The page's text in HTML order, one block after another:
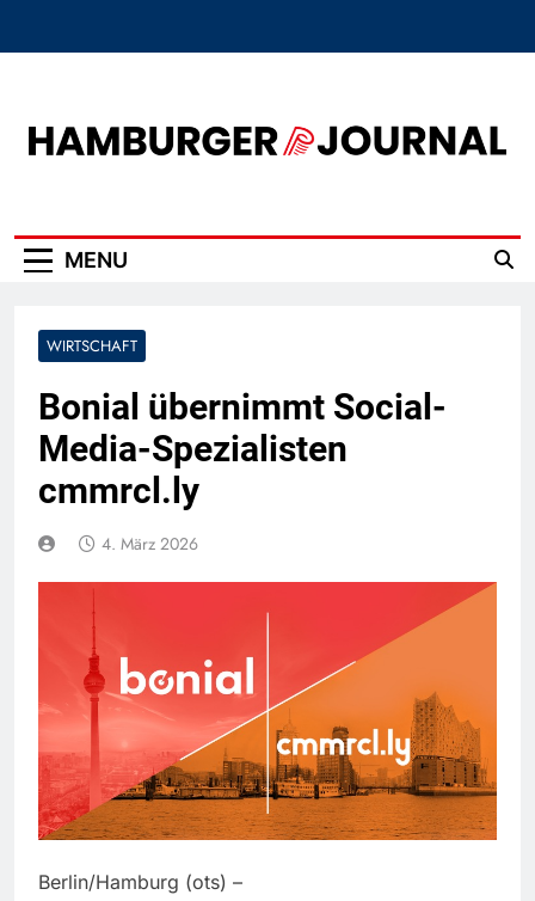
MENU
WIRTSCHAFT
Bonial übernimmt Social-
Media-Spezialisten
cmmrcl.ly
4. März 2026
Berlin/Hamburg (ots) –